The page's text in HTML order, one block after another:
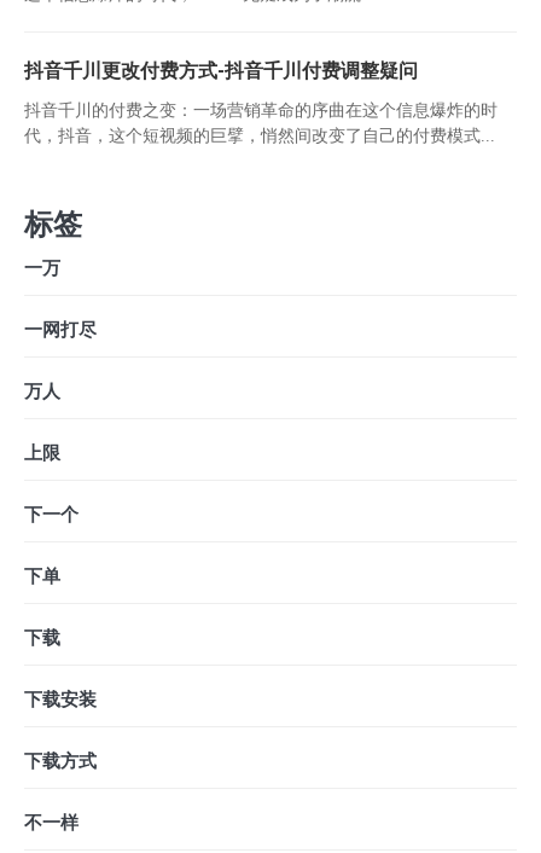
抖音千川更改付费方式-抖音千川付费调整疑问
抖音千川的付费之变：一场营销革命的序曲在这个信息爆炸的时
代，抖音，这个短视频的巨擘，悄然间改变了自己的付费模式...
标签
一万
一网打尽
万人
上限
下一个
下单
下载
下载安装
下载方式
不一样